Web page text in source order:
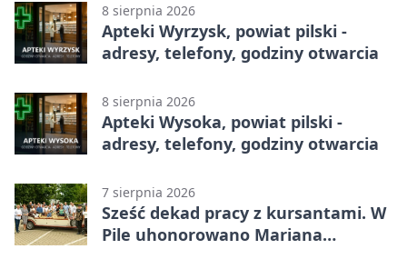
8 sierpnia 2026
Apteki Wyrzysk, powiat pilski -
adresy, telefony, godziny otwarcia
8 sierpnia 2026
Apteki Wysoka, powiat pilski -
adresy, telefony, godziny otwarcia
7 sierpnia 2026
Sześć dekad pracy z kursantami. W
Pile uhonorowano Mariana